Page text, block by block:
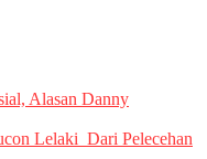
Alasan Danny
Lelaki Dari Pelecehan